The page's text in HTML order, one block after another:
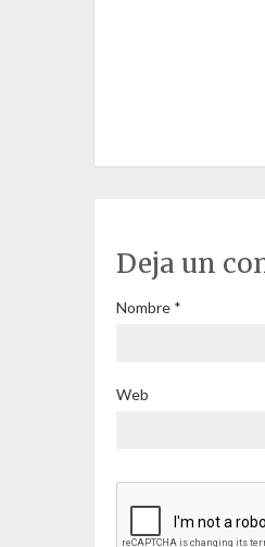
Deja un
Nombre *
Web